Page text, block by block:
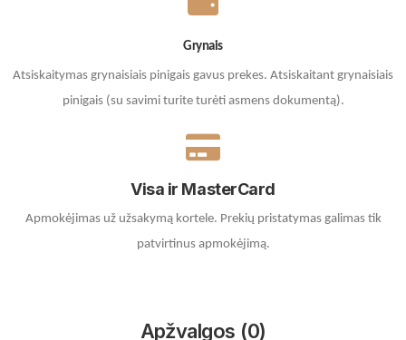
Grynais
Atsiskaitymas grynaisiais pinigais gavus prekes. Atsiskaitant grynaisiais
pinigais (su savimi turite turėti asmens dokumentą).
Visa ir MasterCard
Apmokėjimas už užsakymą kortele. Prekių pristatymas galimas tik
patvirtinus apmokėjimą.
Apžvalgos (0)